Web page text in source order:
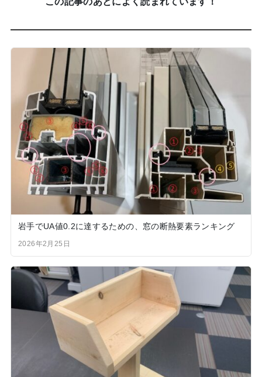
岩手でUA値0.2に達するための、窓の断熱要素ランキング
2026年2月25日